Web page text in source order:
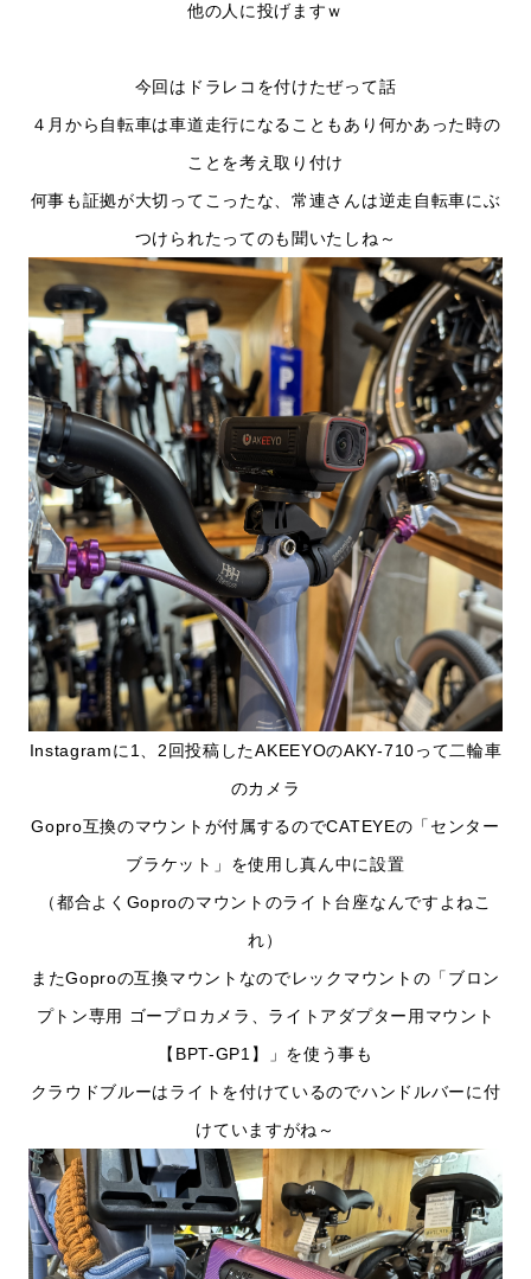
他の人に投げますｗ
今回はドラレコを付けたぜって話
４月から自転車は車道走行になることもあり何かあった時の
ことを考え取り付け
何事も証拠が大切ってこったな、常連さんは逆走自転車にぶ
つけられたってのも聞いたしね～
Instagramに1、2回投稿したAKEEYOのAKY-710って二輪車
のカメラ
Gopro互換のマウントが付属するのでCATEYEの「センター
ブラケット」を使用し真ん中に設置
（都合よくGoproのマウントのライト台座なんですよねこ
れ）
またGoproの互換マウントなのでレックマウントの「ブロン
プトン専用 ゴープロカメラ、ライトアダプター用マウント
【BPT-GP1】」を使う事も
クラウドブルーはライトを付けているのでハンドルバーに付
けていますがね～